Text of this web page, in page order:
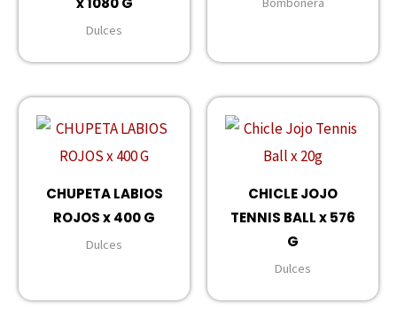
Dulces
CHUPETA LABIOS
ROJOS x 400 G
Dulces
CHICLE JOJO
TENNIS BALL x 576
G
Dulces